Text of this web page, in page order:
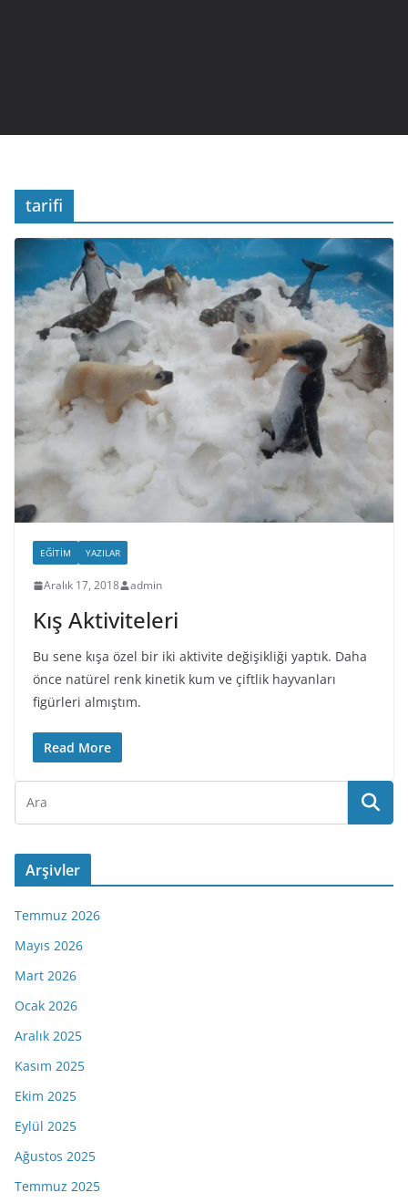
tarifi
EĞITIM YAZILAR
Aralık 17, 2018 admin
Kış Aktiviteleri
Bu sene kışa özel bir iki aktivite değişikliği yaptık. Daha
önce natürel renk kinetik kum ve çiftlik hayvanları
figürleri almıştım.
Read More
Arşivler
Temmuz 2026
Mayıs 2026
Mart 2026
Ocak 2026
Aralık 2025
Kasım 2025
Ekim 2025
Eylül 2025
Ağustos 2025
Temmuz 2025